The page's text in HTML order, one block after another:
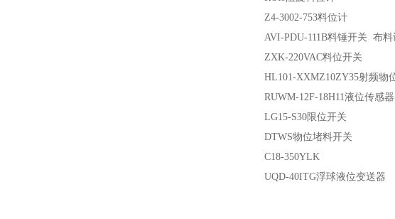
Z4-3002-753料位计
AVI-PDU-111B料锤开关 布料
ZXK-220VAC料位开关
HL101-XXMZ10ZY35射频物
RUWM-12F-18H11液位传感器
LG15-S30限位开关
DTWS物位堵料开关
C18-350YLK
UQD-40ITG浮球液位变送器